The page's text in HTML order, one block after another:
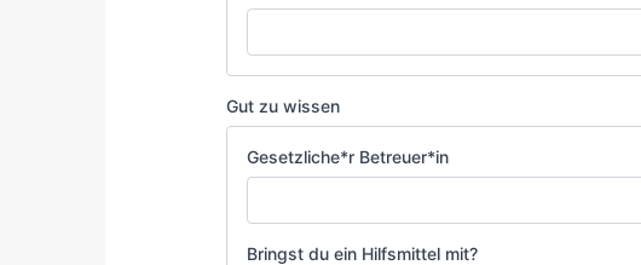
Gut zu wissen
Gesetzliche*r Betreuer*in
Bringst du ein Hilfsmittel mit?